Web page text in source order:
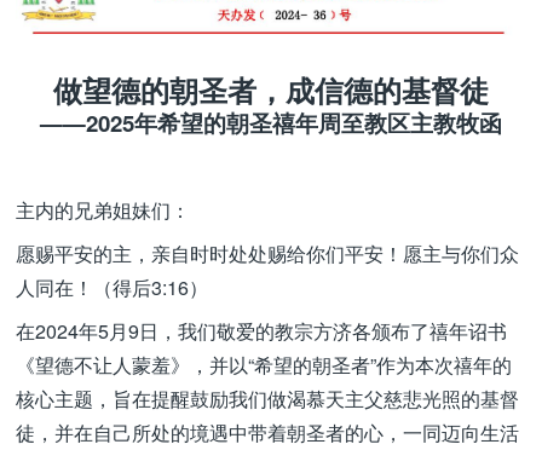
做望德的朝圣者，成信德的基督徒
——2025年希望的朝圣禧年周至教区主教牧函
主内的兄弟姐妹们：
愿赐平安的主，亲自时时处处赐给你们平安！愿主与你们众
人同在！（得后3:16）
在2024年5月9日，我们敬爱的教宗方济各颁布了禧年诏书
《望德不让人蒙羞》，并以“希望的朝圣者”作为本次禧年的
核心主题，旨在提醒鼓励我们做渴慕天主父慈悲光照的基督
徒，并在自己所处的境遇中带着朝圣者的心，一同迈向生活